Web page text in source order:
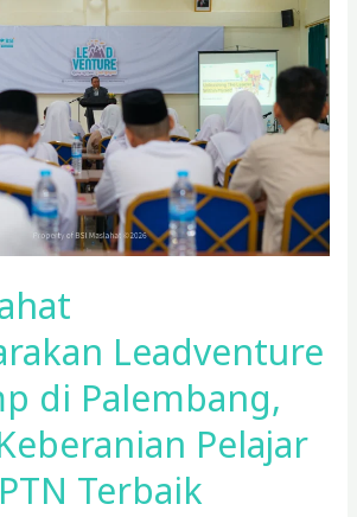
Leadventure
di Palembang,
Pelajar
Terbaik